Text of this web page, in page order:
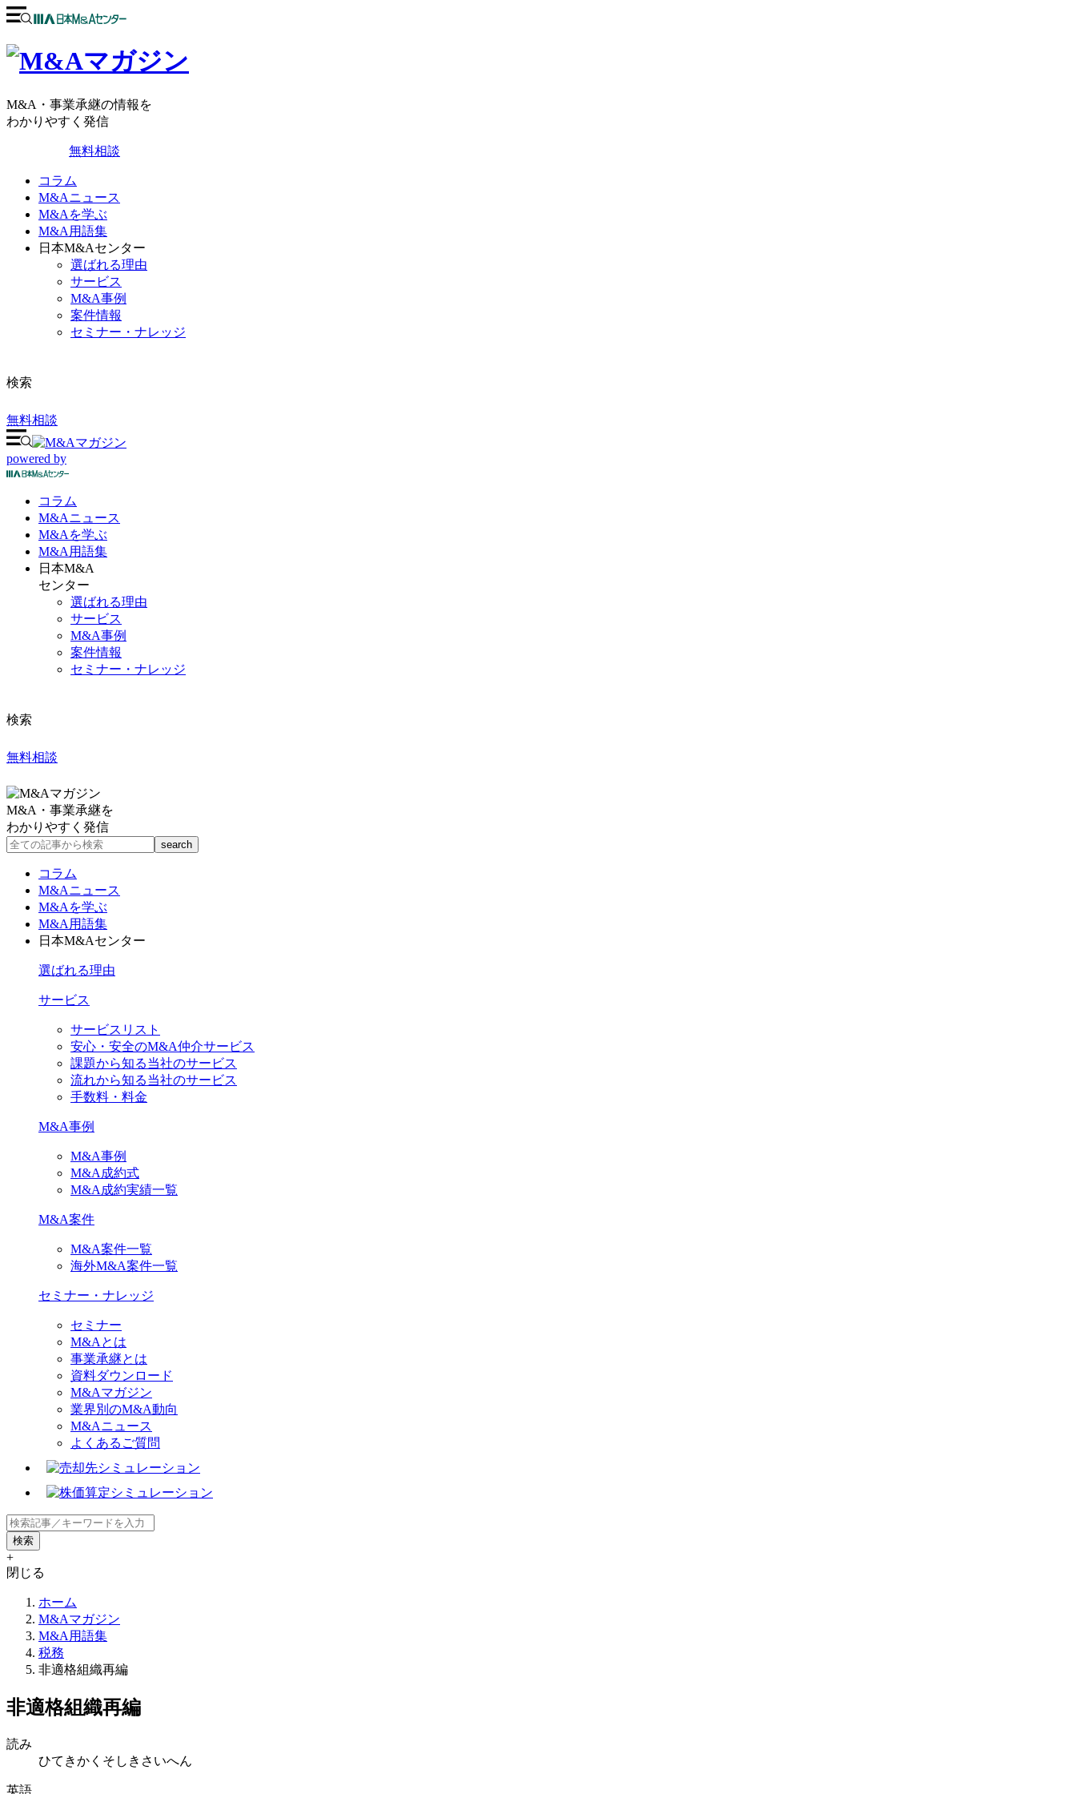
M&A・事業承継の情報を
わかりやすく発信
無料相談
コラム
M&Aニュース
M&Aを学ぶ
M&A用語集
日本M&Aセンター
選ばれる理由
サービス
M&A事例
案件情報
セミナー・ナレッジ
検索
無料相談
powered by
コラム
M&Aニュース
M&Aを学ぶ
M&A 用語集
日本M&A
センター
選ばれる理由
サービス
M&A事例
案件情報
セミナー・ナレッジ
検索
無料相談
M&A・事業承継を
わかりやすく発信
コラム
M&Aニュース
M&Aを学ぶ
M&A用語集
日本M&Aセンター
選ばれる理由
サービス
サービスリスト
安心・安全のM&A仲介サービス
課題から知る当社のサービス
流れから知る当社のサービス
手数料・料金
M&A事例
M&A事例
M&A成約式
M&A成約実績一覧
M&A案件
M&A案件一覧
海外M&A案件一覧
セミナー・ナレッジ
セミナー
M&Aとは
事業承継とは
資料ダウンロード
M&Aマガジン
業界別のM&A動向
M&Aニュース
よくあるご質問
+
閉じる
ホーム
M&Aマガジン
M&A用語集
税務
非適格組織再編
非適格組織再編
読み
ひてきかくそしきさいへん
英語